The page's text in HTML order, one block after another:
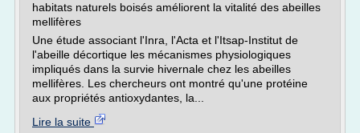
habitats naturels boisés améliorent la vitalité des abeilles
mellifères
Une étude associant l'Inra, l'Acta et l'Itsap-Institut de
l'abeille décortique les mécanismes physiologiques
impliqués dans la survie hivernale chez les abeilles
mellifères. Les chercheurs ont montré qu'une protéine
aux propriétés antioxydantes, la...
Lire la suite